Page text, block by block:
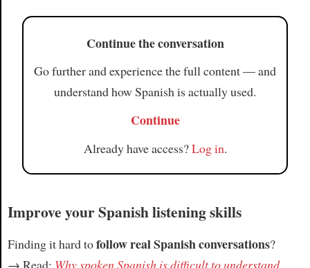
Continue the conversation
Go further and experience the full content — and
understand how Spanish is actually used.
Continue
Already have access?Log in.
Improve your Spanish listening skills
Finding it hard tofollow real Spanish conversations?
→ Read: Why spoken Spanish is difficult to understand